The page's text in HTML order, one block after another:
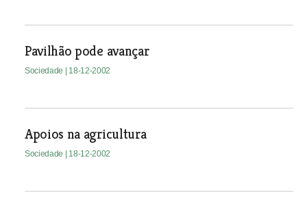
Pavilhão pode avançar
Sociedade | 18-12-2002
Apoios na agricultura
Sociedade | 18-12-2002